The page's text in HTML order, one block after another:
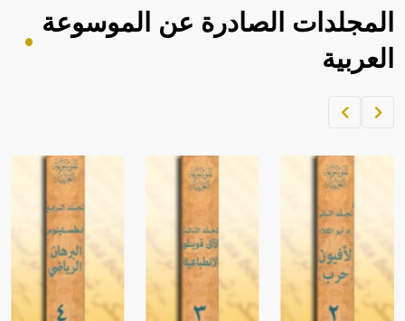
المجلدات الصادرة عن الموسوعة
العربية